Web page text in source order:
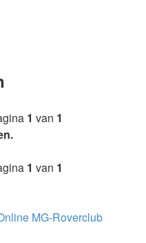
1 van 1
1 van 1
MG-Roverclub